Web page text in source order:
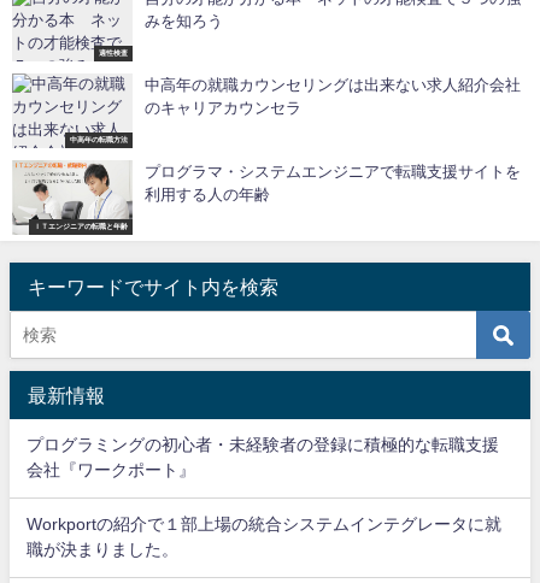
適性検査
みを知ろう
中高年の転職方法
中高年の就職カウンセリングは出来ない求人紹介会社
のキャリアカウンセラ
ＩＴエンジニアの転職と年齢
プログラマ・システムエンジニアで転職支援サイトを
利用する人の年齢
キーワードでサイト内を検索
最新情報
プログラミングの初心者・未経験者の登録に積極的な転職支援
会社『ワークポート』
Workportの紹介で１部上場の統合システムインテグレータに就
職が決まりました。